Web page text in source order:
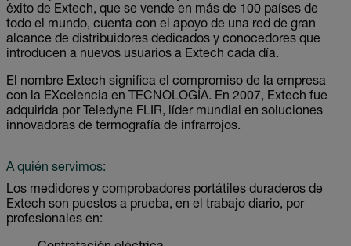
éxito de Extech, que se vende en más de 100 países de
todo el mundo, cuenta con el apoyo de una red de gran
alcance de distribuidores dedicados y conocedores que
introducen a nuevos usuarios a Extech cada día.
El nombre Extech significa el compromiso de la empresa
con la EXcelencia en TECNOLOGÍA. En 2007, Extech fue
adquirida por Teledyne FLIR, líder mundial en soluciones
innovadoras de termografía de infrarrojos.
A quién servimos:
Los medidores y comprobadores portátiles duraderos de
Extech son puestos a prueba, en el trabajo diario, por
profesionales en: